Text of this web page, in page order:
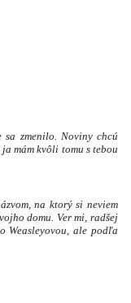
zmenilo. Noviny chcú
mám kvôli tomu s tebou
na ktorý si neviem
domu. Ver mi, radšej
Weasleyovou, ale podľa